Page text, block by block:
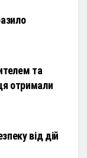
та
отримали
від дій